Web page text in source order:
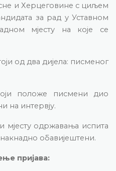
и Херцеговине с циљем
за рад у Уставном
мјесту на које се
од два дијела: писменог
положе писмени дио
на интервју.
мјесту одржавања испита
обавијештени.
пријава: